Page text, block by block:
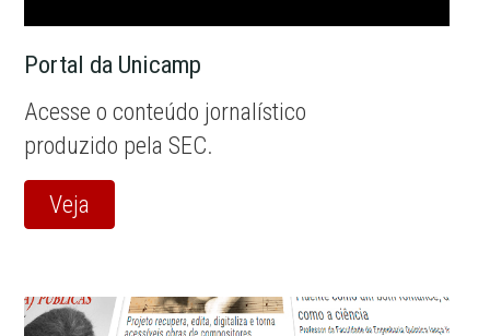
Portal da Unicamp
Acesse o conteúdo jornalístico
produzido pela SEC.
Veja